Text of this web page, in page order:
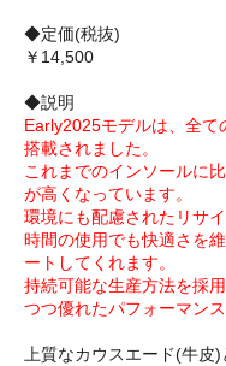
◆定価(税抜)
￥14,500
◆説明
Early2025モデルは、全
搭載されました。
これまでのインソールに
が高くなっています。
環境にも配慮されたリサ
時間の使用でも快適さを
ートしてくれます。
持続可能な生産方法を採
つつ優れたパフォーマン
上質なカウスエード(牛